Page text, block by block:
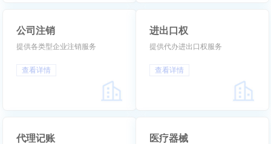
公司注销
提供各类型企业注销服务
查看详情
进出口权
提供代办进出口权服务
查看详情
代理记账 医疗器械